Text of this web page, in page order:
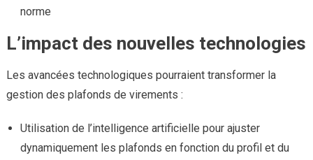
norme
L’impact des nouvelles technologies
Les avancées technologiques pourraient transformer la
gestion des plafonds de virements :
Utilisation de l’intelligence artificielle pour ajuster
dynamiquement les plafonds en fonction du profil et du